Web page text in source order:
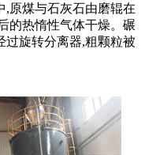
,原煤与石灰石由磨辊在
的热惰性气体干燥。碾
过旋转分离器,粗颗粒被